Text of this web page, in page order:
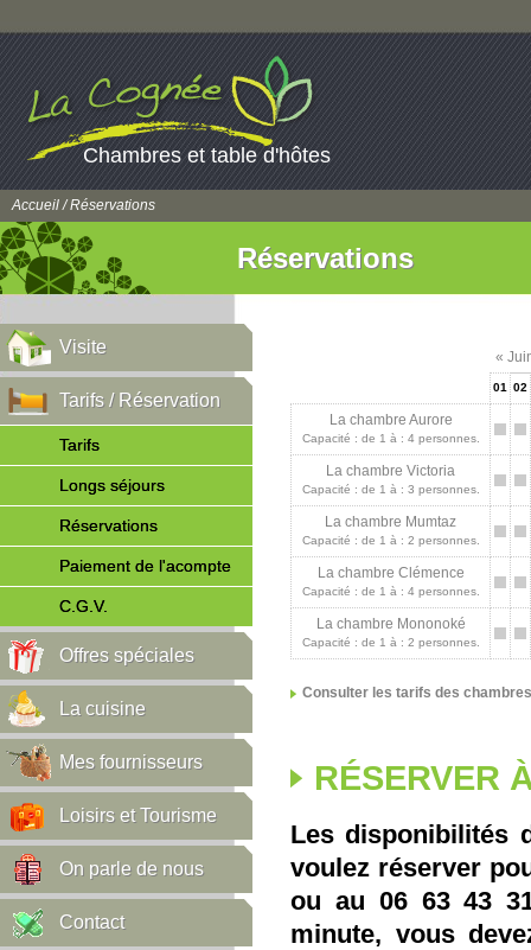
Chambres et table d'hôtes
Accueil/ Réservations
Réservations
Visite
Tarifs / Réservation
Tarifs
Longs séjours
Réservations
Paiement de l'acompte
C.G.V.
Offres spéciales
La cuisine
Mes fournisseurs
Loisirs et Tourisme
On parle de nous
Contact
«
01 02
La chambre Aurore
Capacité : de 1 à : 4 personnes.
La chambre Victoria
Capacité : de 1 à : 3 personnes.
La chambre Mumtaz
Capacité : de 1 à : 2 personnes.
La chambre Clémence
Capacité : de 1 à : 4 personnes.
La chambre Mononoké
Capacité : de 1 à : 2 personnes.
Consulter les tarifs des chambres
RÉSERVER
Les disponibilités
voulez réserver
ou au 06 63 43
minute, vous